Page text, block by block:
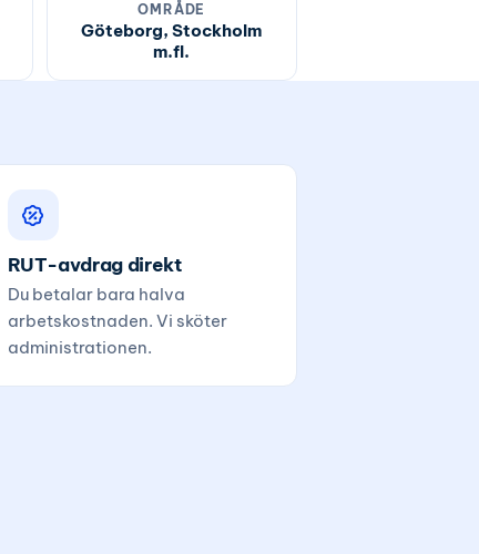
OMRÅDE
Göteborg, Stockholm
m.fl.
RUT-avdrag direkt
Du betalar bara halva
arbetskostnaden. Vi sköter
administrationen.